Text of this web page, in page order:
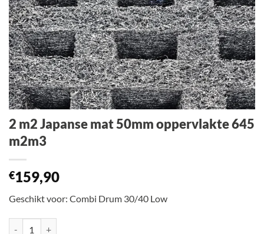
2 m2 Japanse mat 50mm oppervlakte 645
m2m3
€159,90
Geschikt voor: Combi Drum 30/40 Low